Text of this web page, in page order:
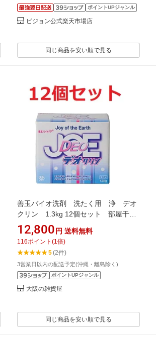
ポイントUPジャンル
ピジョン公式楽天市場店
同じ商品を安い順で見る
善玉バイオ洗剤 洗たく用 浄 デオ
クリン 1.3kg 12個セット 部屋干し
用洗剤 抗菌 除菌 消臭 JOE
12,800 円 送料無料
116ポイント (1倍)
5(2件)
3営業日以内の配送予定(沖縄・離島除く)
ポイントUPジャンル
大阪の雑貨屋
同じ商品を安い順で見る